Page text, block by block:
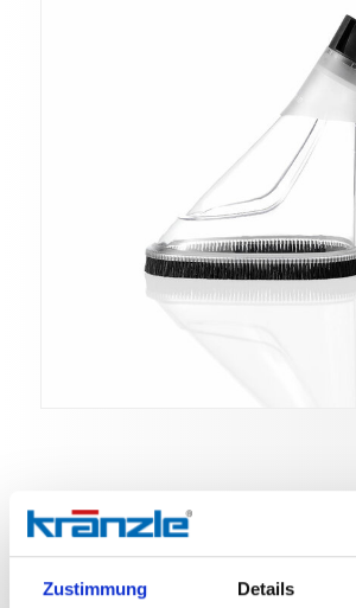
Zustimmung Details
Spritzschutz alle
Waschlanzen